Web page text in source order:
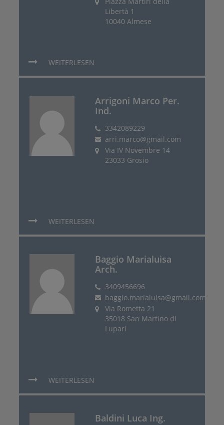
Libertà 1
10040 Almese
WEITERLESEN
Arrigoni Marco Per.
Ind.
3342089229
arri.marco@gmail.com
Via IV Novembre 14
23033 Grosio
WEITERLESEN
Baggio Marialuisa
Arch.
3409456696
baggio.marialuisa@gmail.com
Via Rometta 21
35018 San Martino di
Lupari
WEITERLESEN
Baldini Luca Ing.